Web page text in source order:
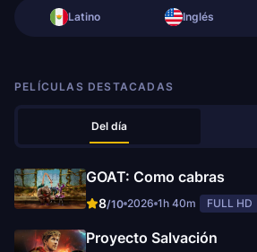
Latino Inglés
PELÍCULAS DESTACADAS
Del día
GOAT: Como cabras
8/10 2026 1h 40m FULL HD
Proyecto Salvación